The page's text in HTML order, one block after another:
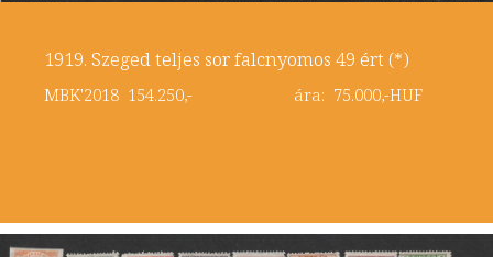
1919. Szeged teljes sor falcnyomos 49 ért (*)
MBK'2018 154.250,- ára: 75.000,-HUF